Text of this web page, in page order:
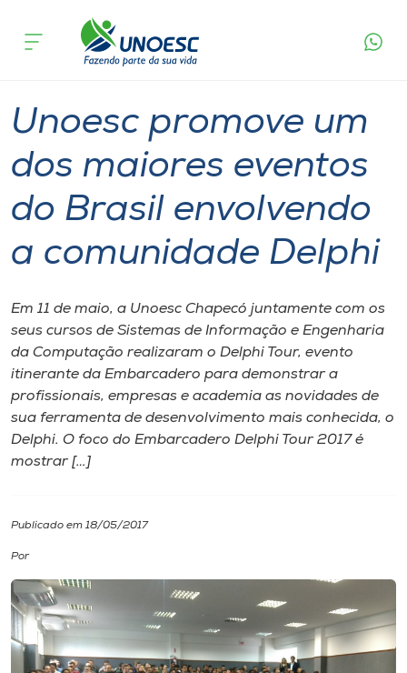
Cursos
Pesquisa
Atendimento ao Estudante
Portal de Ensino
A
Internacionalização
I.nova
Cultura
CPA
Biblioteca
acontece
Unoesc promove um
dos maiores eventos
do Brasil envolvendo
a comunidade Delphi
Em 11 de maio, a Unoesc Chapecó juntamente com os
seus cursos de Sistemas de Informação e Engenharia
da Computação realizaram o Delphi Tour, evento
itinerante da Embarcadero para demonstrar a
profissionais, empresas e academia as novidades de
sua ferramenta de desenvolvimento mais conhecida, o
Delphi. O foco do Embarcadero Delphi Tour 2017 é
mostrar […]
Publicado em 18/05/2017
Por